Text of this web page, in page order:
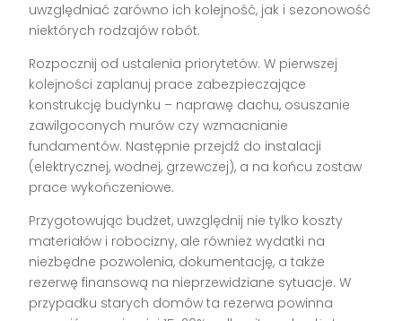
uwzględniać zarówno ich kolejność, jak i sezonowość
niektórych rodzajów robót.
Rozpocznij od ustalenia priorytetów. W pierwszej
kolejności zaplanuj prace zabezpieczające
konstrukcję budynku – naprawę dachu, osuszanie
zawilgoconych murów czy wzmacnianie
fundamentów. Następnie przejdź do instalacji
(elektrycznej, wodnej, grzewczej), a na końcu zostaw
prace wykończeniowe.
Przygotowując budżet, uwzględnij nie tylko koszty
materiałów i robocizny, ale również wydatki na
niezbędne pozwolenia, dokumentację, a także
rezerwę finansową na nieprzewidziane sytuacje. W
przypadku starych domów ta rezerwa powinna